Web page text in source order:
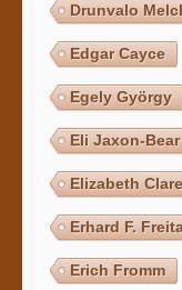
Drunvalo
Edgar Cayce
Egely György
Eli Jaxon-Bear
Elizabeth
Erhard F.
Erich Fromm